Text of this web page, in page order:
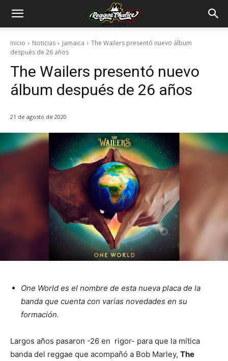
Inicio Noticias Jamaica
The Wailers presentó nuevo álbum
después de 26 años
The Wailers presentó nuevo
álbum después de 26 años
21 de agosto de 2020
One World es el nombre de esta nueva placa de la
banda que cuenta con varias novedades en su
formación.
Largos años pasaron -26 en rigor- para que la mítica
banda del reggae que acompañó a Bob Marley, The